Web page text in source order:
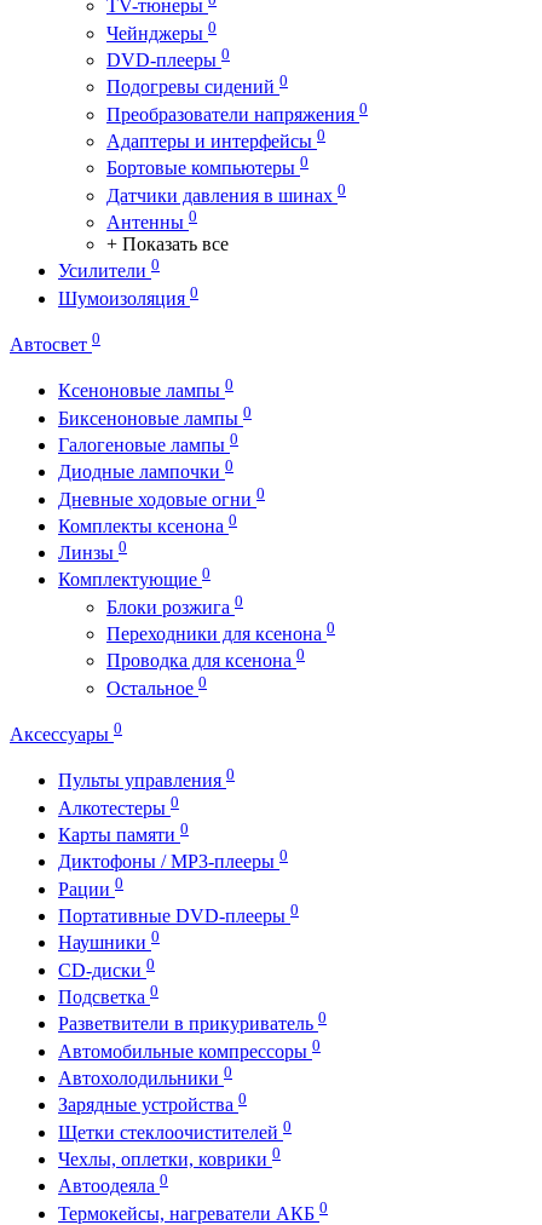
TV-тюнеры
Чейнджеры 0
DVD-плееры 0
Подогревы сидений 0
Преобразователи напряжения 0
Адаптеры и интерфейсы 0
Бортовые компьютеры 0
Датчики давления в шинах 0
Антенны 0
+ Показать все
Усилители 0
Шумоизоляция 0
Автосвет 0
Ксеноновые лампы 0
Биксеноновые лампы 0
Галогеновые лампы 0
Диодные лампочки 0
Дневные ходовые огни 0
Комплекты ксенона 0
Линзы 0
Комплектующие 0
Блоки розжига 0
Переходники для ксенона 0
Проводка для ксенона 0
Остальное 0
Аксессуары 0
Пульты управления 0
Алкотестеры 0
Карты памяти 0
Диктофоны / MP3-плееры 0
Рации 0
Портативные DVD-плееры 0
Наушники 0
CD-диски 0
Подсветка 0
Разветвители в прикуриватель 0
Автомобильные компрессоры 0
Автохолодильники 0
Зарядные устройства 0
Щетки стеклоочистителей 0
Чехлы, оплетки, коврики 0
Автоодеяла 0
Термокейсы, нагреватели АКБ 0